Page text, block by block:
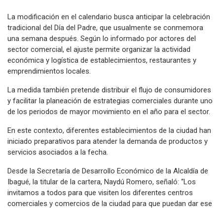
La modificación en el calendario busca anticipar la celebración
tradicional del Día del Padre, que usualmente se conmemora
una semana después. Según lo informado por actores del
sector comercial, el ajuste permite organizar la actividad
económica y logística de establecimientos, restaurantes y
emprendimientos locales.
La medida también pretende distribuir el flujo de consumidores
y facilitar la planeación de estrategias comerciales durante uno
de los periodos de mayor movimiento en el año para el sector.
En este contexto, diferentes establecimientos de la ciudad han
iniciado preparativos para atender la demanda de productos y
servicios asociados a la fecha.
Desde la Secretaría de Desarrollo Económico de la Alcaldía de
Ibagué, la titular de la cartera, Naydú Romero, señaló: “Los
invitamos a todos para que visiten los diferentes centros
comerciales y comercios de la ciudad para que puedan dar ese